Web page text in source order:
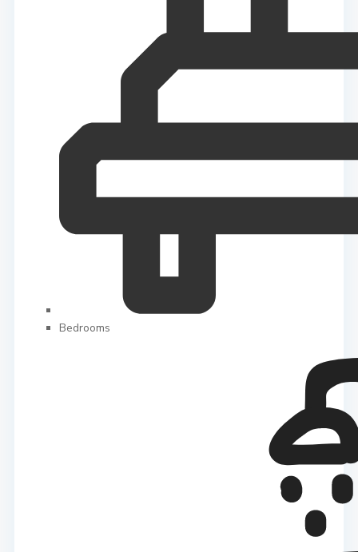
Bedrooms